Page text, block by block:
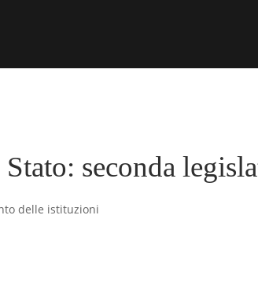
seconda
delle istituzioni